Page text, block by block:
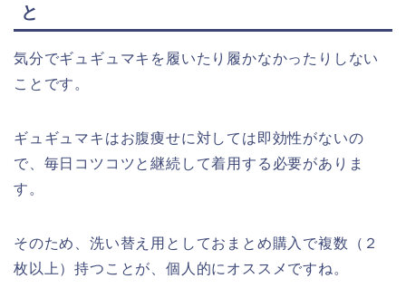
と
気分でギュギュマキを履いたり履かなかったりしない
ことです。
ギュギュマキはお腹痩せに対しては即効性がないの
で、毎日コツコツと継続して着用する必要がありま
す。
そのため、洗い替え用としておまとめ購入で複数（２
枚以上）持つことが、個人的にオススメですね。